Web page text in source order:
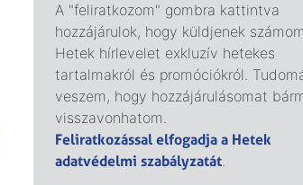
A "feliratkozom" gombra kattintva
hozzájárulok, hogy küldjenek
Hetek hírlevelet exkluzív hetekes
tartalmakról és promóciókról.
veszem, hogy hozzájárulásomat
visszavonhatom.
Feliratkozással elfogadja a Hetek
adatvédelmi szabályzatát.